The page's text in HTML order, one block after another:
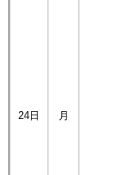
24日 月